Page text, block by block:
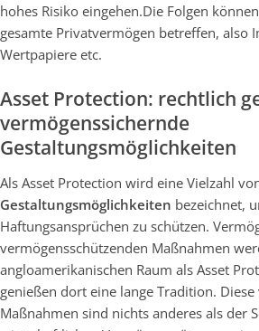
hohes Risiko eingehen.Die Folgen
gesamte Privatvermögen betreffen, also
Wertpapiere etc.
Asset Protection: rechtlich
vermögenssichernde
Gestaltungsmöglichkeiten
Als Asset Protection wird eine Vielzahl
Gestaltungsmöglichkeiten bezeichnet,
Haftungsansprüchen zu schützen.
vermögensschützenden Maßnahmen
angloamerikanischen Raum als Asset
genießen dort eine lange Tradition.
Maßnahmen sind nichts anderes als der